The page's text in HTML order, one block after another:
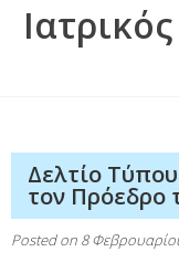
Δελτίο
τον Πρόεδρο
Posted on 8